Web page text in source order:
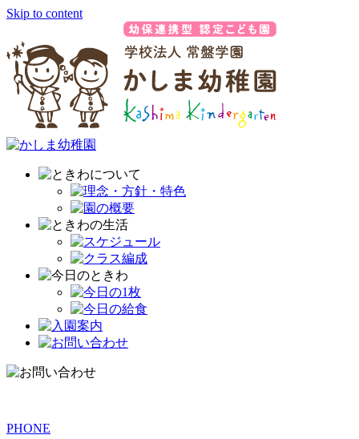
Skip to content
PHONE